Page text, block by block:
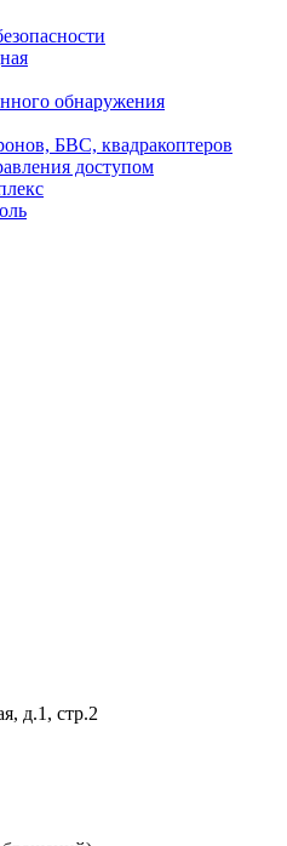
обнаружения
БВС, квадракоптеров
доступом
д.1, стр.2